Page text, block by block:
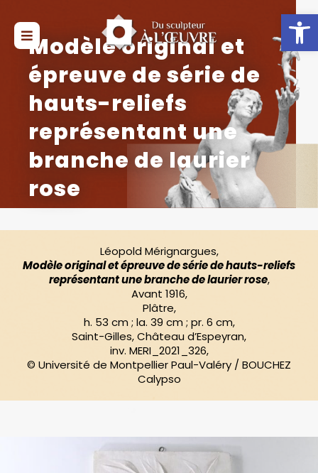
Ouvrir
Modèle original et
épreuve de série de
hauts-reliefs
représentant une
branche de laurier
rose
Léopold Mérignargues,
Modèle original et épreuve de série de hauts-reliefs
représentant une branche de laurier rose,
Avant 1916,
Plâtre,
h. 53 cm ; la. 39 cm ; pr. 6 cm,
Saint-Gilles, Château d’Espeyran,
inv. MERI_2021_326,
© Université de Montpellier Paul-Valéry / BOUCHEZ
Calypso